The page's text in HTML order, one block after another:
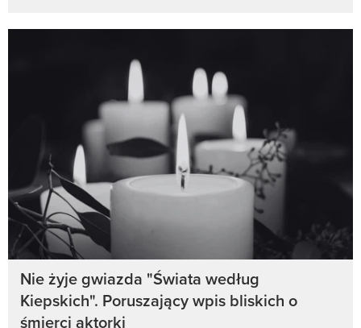
Nie żyje gwiazda "Świata według
Kiepskich". Poruszający wpis bliskich o
śmierci aktorki